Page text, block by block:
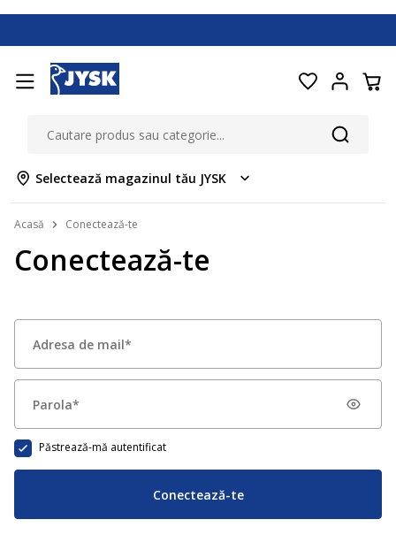
Selectează magazinul tău JYSK
Acasă Conectează-te
Conectează-te
Păstrează-mă autentificat
Conectează-te